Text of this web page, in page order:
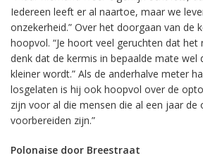
Iedereen leeft er al naartoe, maar we
onzekerheid.” Over het doorgaan van de
hoopvol. “Je hoort veel geruchten dat
denk dat de kermis in bepaalde mate
kleiner wordt.” Als de anderhalve meter
losgelaten is hij ook hoopvol over de
zijn voor al die mensen die al een jaar
voorbereiden zijn.”
Polonaise door Breestraat